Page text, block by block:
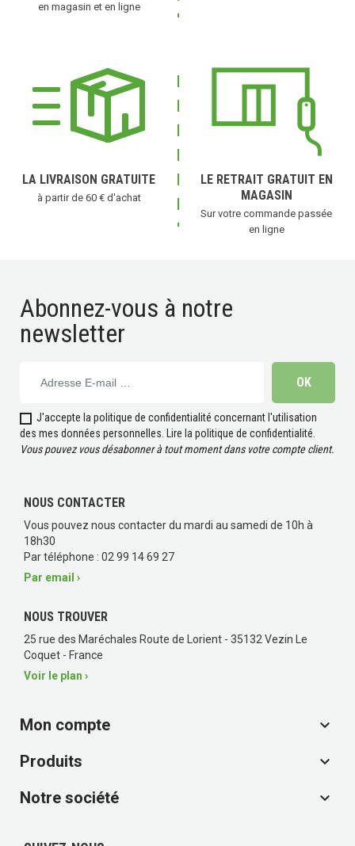
en magasin et en ligne
LA LIVRAISON GRATUITE
à partir de 60 € d'achat
LE RETRAIT GRATUIT EN
MAGASIN
Sur votre commande passée
en ligne
Abonnez-vous à notre
newsletter
J'accepte la politique de confidentialité concernant l'utilisation
des mes données personnelles. Lire la politique de confidentialité.
Vous pouvez vous désabonner à tout moment dans votre compte client.
NOUS CONTACTER
Vous pouvez nous contacter du mardi au samedi de 10h à
18h30
Par téléphone : 02 99 14 69 27
Par email ›
NOUS TROUVER
25 rue des Maréchales Route de Lorient - 35132 Vezin Le
Coquet - France
Voir le plan ›
Mon compte

Produits

Notre société
